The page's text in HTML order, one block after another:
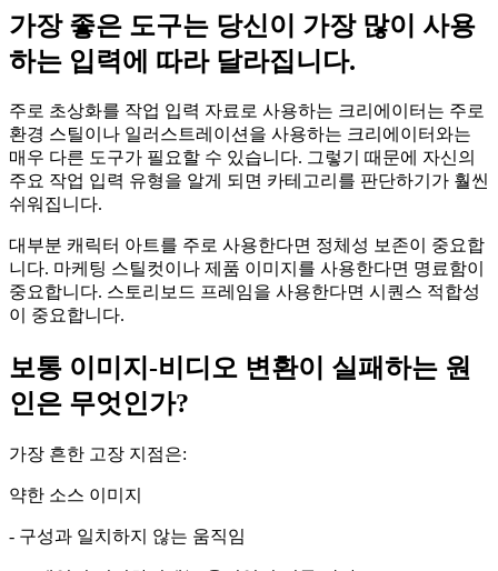
가장 좋은 도구는 당신이 가장 많이 사용
하는 입력에 따라 달라집니다.
주로 초상화를 작업 입력 자료로 사용하는 크리에이터는 주로
환경 스틸이나 일러스트레이션을 사용하는 크리에이터와는
매우 다른 도구가 필요할 수 있습니다. 그렇기 때문에 자신의
주요 작업 입력 유형을 알게 되면 카테고리를 판단하기가 훨씬
쉬워집니다.
대부분 캐릭터 아트를 주로 사용한다면 정체성 보존이 중요합
니다. 마케팅 스틸컷이나 제품 이미지를 사용한다면 명료함이
중요합니다. 스토리보드 프레임을 사용한다면 시퀀스 적합성
이 중요합니다.
보통 이미지-비디오 변환이 실패하는 원
인은 무엇인가?
가장 흔한 고장 지점은:
약한 소스 이미지
- 구성과 일치하지 않는 움직임